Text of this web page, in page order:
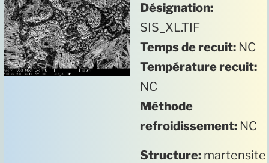
Désignation:
SIS_XL.TIF
Temps de recuit: NC
Température recuit:
NC
Méthode
refroidissement: NC
Structure: martensite